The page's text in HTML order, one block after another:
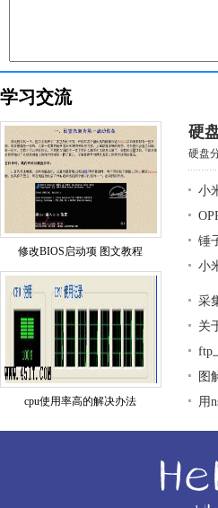
学习交流
修改BIOS启动项 图文教程
cpu使用率高的解决办法
硬
硬盘
小
锤
小
采
关
ftp
图
用